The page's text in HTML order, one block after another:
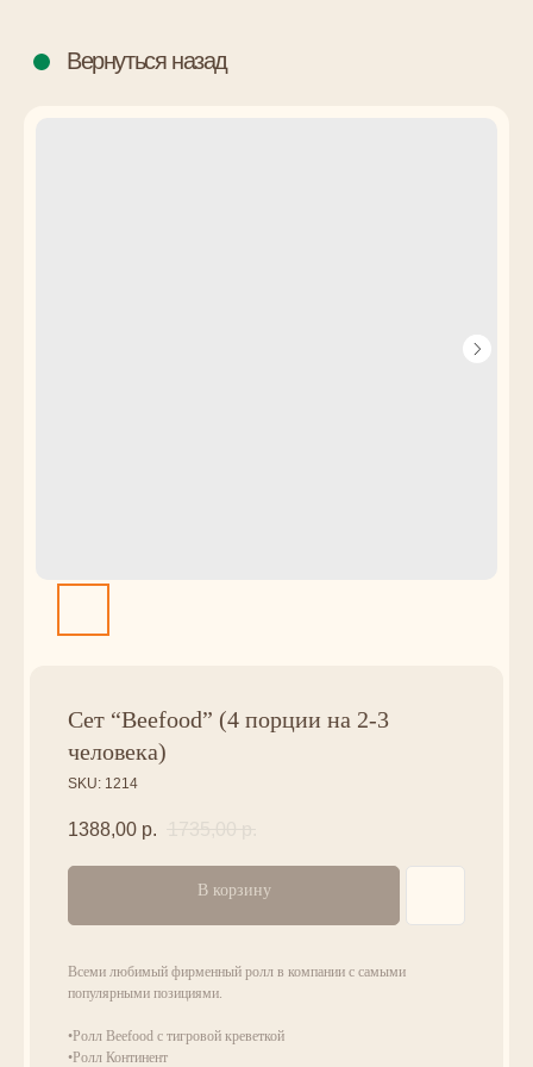
Сет “Beefood” (4 порции на 2-3
человека)
SKU: 1214
1388,00 р.
В корзину
Всеми любимый фирменный ролл в компании с самыми
популярными позициями.
•Ролл Beefood с тигровой креветкой
•Ролл Континент